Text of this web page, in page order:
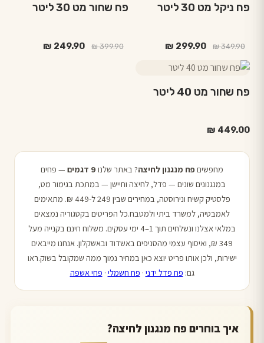
פח ניקל מט 30 ליטר
₪349.90
המחיר
היה:
₪ 299.90
פח שחור מט 30 ליטר
₪399.90
המחיר
₪ 249.90
פח שחור מט 40 ליטר
₪ 449.00
מחפשים פח מנגנון לחיצה? באתר שלנו 9 דגמים
— פחים
במנגנונים שונים — פדל, לחיצה וחיישן — במתכת בגימור מט,
פלסטיק קשיח ונירוסטה, במחירים שבין 249 ל-449 ₪. מתאימים
לאמבטיה, למשרד ביתי ולמטבח.כל הפריטים בקטגוריה נמצאים
במלאי אצלנו ונשלחים תוך 1–4 ימי עסקים. משלוח חינם בקנייה מעל
349 ₪, ואיסוף עצמי מהסניפים באשדוד ובאשקלון. אנחנו מייבאים
ישירות, ולכן אותו פריט יוצא כאן במחיר נמוך ממה שמקובל בשוק.ראו
גם: פח פדל ידני · פח חשמלי · פחי אשפה
איך בוחרים פח מנגנון לחיצה?